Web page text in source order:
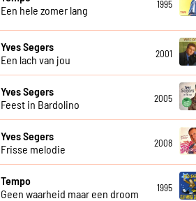
Een hele zomer lang
1995
Yves Segers
Een lach van jou
2001
Yves Segers
Feest in Bardolino
2005
Yves Segers
Frisse melodie
2008
Tempo
Geen waarheid maar een droom
1995